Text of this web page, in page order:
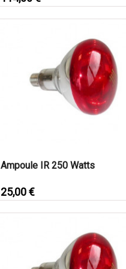
Ampoule IR 250 Watts
Prix
25,00 €